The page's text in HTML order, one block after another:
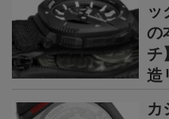
ッ
の
チ
造
カ